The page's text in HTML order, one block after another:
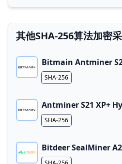
其他SHA-256算法加密
Algorithm
SHA-256
Antminer S21 XP+
Algorithm
SHA-256
Bitdeer SealMiner
Algorithm